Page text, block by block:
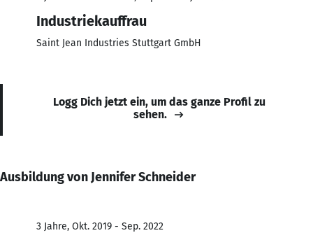
Industriekauffrau
Saint Jean Industries Stuttgart GmbH
Logg Dich jetzt ein, um das ganze Profil zu
sehen.
Ausbildung von Jennifer Schneider
3 Jahre, Okt. 2019 - Sep. 2022